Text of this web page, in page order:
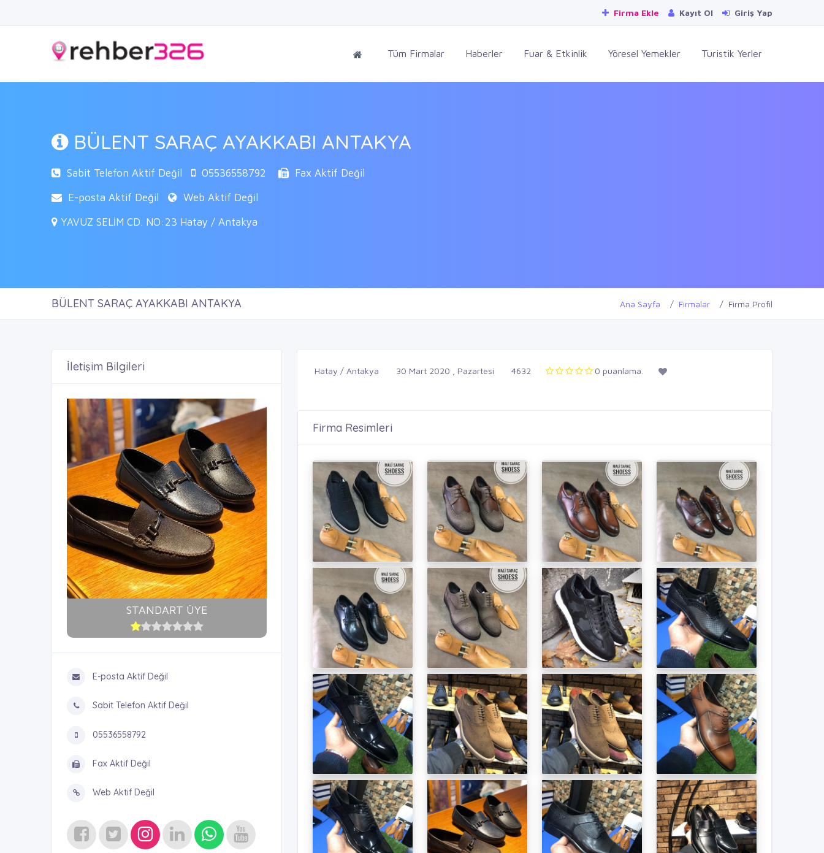
Firma Ekle Kayıt Ol Giriş Yap
Tüm Firmalar Haberler Fuar & Etkinlik Yöresel Yemekler Turistik Yerler
BÜLENT SARAÇ AYAKKABI ANTAKYA
Sabit Telefon Aktif Değil 05536558792
Fax Aktif Değil
E-posta Aktif Değil
Web Aktif Değil
YAVUZ SELİM CD. NO:23 Hatay / Antakya
BÜLENT SARAÇ AYAKKABI ANTAKYA Ana Sayfa Firmalar Firma Profil
İletişim Bilgileri
STANDART ÜYE
E-posta Aktif Değil
Sabit Telefon Aktif Değil
05536558792
Fax Aktif Değil
Web Aktif Değil
Hatay / Antakya 30 Mart 2020 , Pazartesi 4632 0 puanlama.
Firma Resimleri